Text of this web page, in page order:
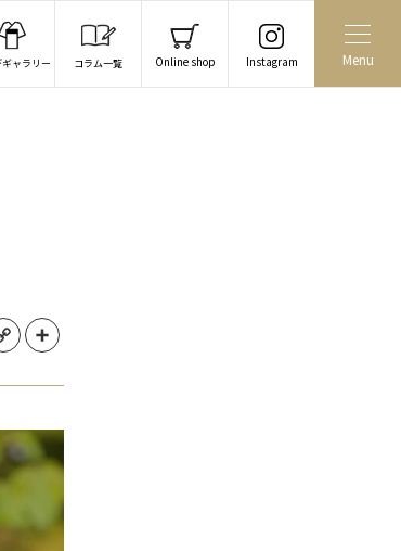
ャラリー コラム一覧 Online shop Instagram Menu
Copy Link Share